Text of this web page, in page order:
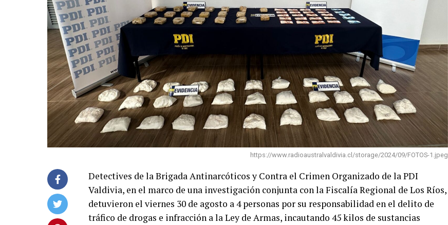
https://www.radioaustralvaldivia.cl/storage/2024/09/FOTOS-1.jpeg
Detectives de la Brigada Antinarcóticos y Contra el Crimen Organizado de la PDI
Valdivia, en el marco de una investigación conjunta con la Fiscalía Regional de Los Ríos,
detuvieron el viernes 30 de agosto a 4 personas por su responsabilidad en el delito de
tráfico de drogas e infracción a la Ley de Armas, incautando 45 kilos de sustancias